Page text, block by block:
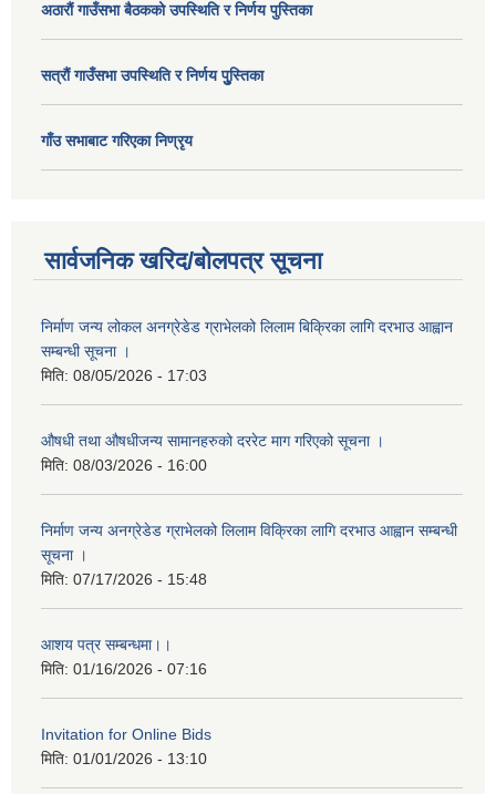
अठाराैं गाउँसभा बैठकको उपस्थिति र निर्णय पुस्तिका
सत्राैं गाउँसभा उपस्थिति र निर्णय पुु्स्तिका
गाँउ सभाबाट गरिएका निण्रृय
सार्वजनिक खरिद/बोलपत्र सूचना
निर्माण जन्य लोकल अनग्रेडेड ग्राभेलको लिलाम बिक्रिका लागि दरभाउ आह्वान
सम्बन्धी सूचना ।
मिति: 08/05/2026 - 17:03
औषधी तथा औषधीजन्य सामानहरुको दररेट माग गरिएको सूचना ।
मिति: 08/03/2026 - 16:00
निर्माण जन्य अनग्रेडेड ग्राभेलको लिलाम विक्रिका लागि दरभाउ आह्वान सम्बन्धी
सूचना ।
मिति: 07/17/2026 - 15:48
आशय पत्र सम्बन्धमा।।
मिति: 01/16/2026 - 07:16
Invitation for Online Bids
मिति: 01/01/2026 - 13:10